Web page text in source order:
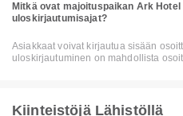
Mitkä ovat majoituspaikan Ark
uloskirjautumisajat?
Asiakkaat voivat kirjautua sisään
uloskirjautuminen on mahdollista
Kiinteistöjä Lähistöllä